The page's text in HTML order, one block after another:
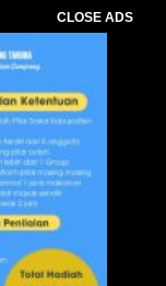
CLOSE ADS